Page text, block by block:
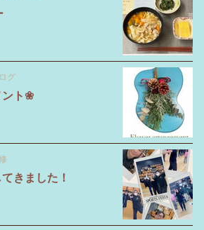
グ
ント❀
きました！